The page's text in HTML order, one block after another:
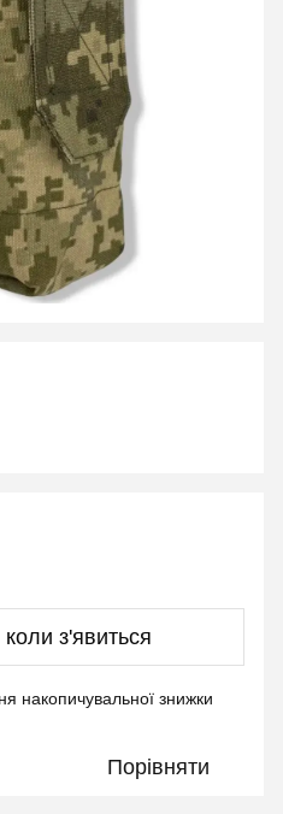
з'явиться
накопичувальної знижки
Порівняти